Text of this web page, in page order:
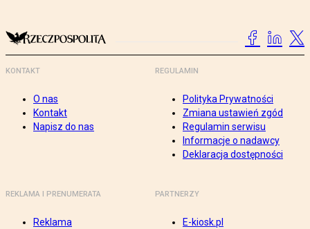
KONTAKT
O nas
Kontakt
Napisz do nas
REGULAMIN
Polityka Prywatności
Zmiana ustawień zgód
Regulamin serwisu
Informacje o nadawcy
Deklaracja dostępności
REKLAMA I PRENUMERATA
Reklama
PARTNERZY
E-kiosk.pl